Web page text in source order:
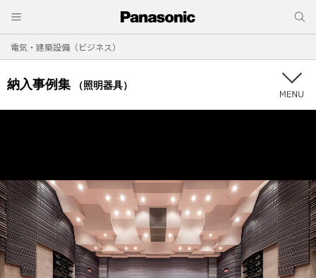
電気・建築設備（ビジネス）
納入事例集 （照明器具）